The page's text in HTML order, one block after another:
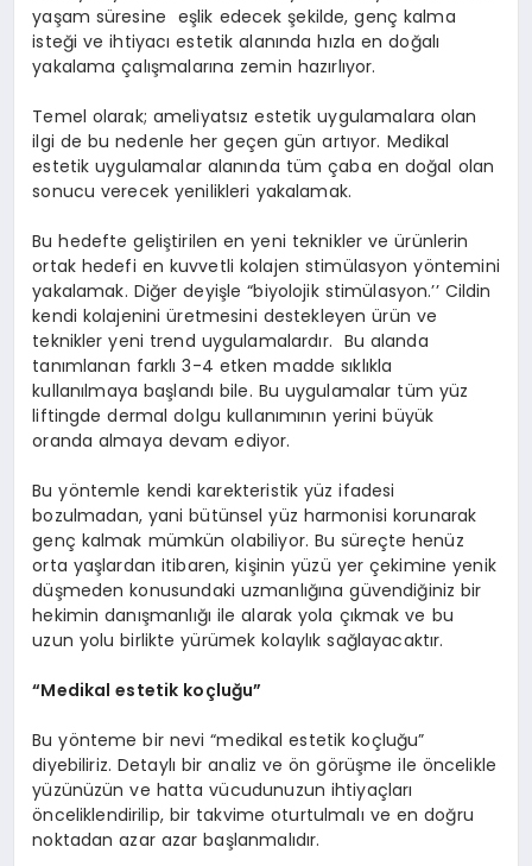
yaşam süresine eşlik edecek şekilde, genç kalma
isteği ve ihtiyacı estetik alanında hızla en doğalı
yakalama çalışmalarına zemin hazırlıyor.
Temel olarak; ameliyatsız estetik uygulamalara olan
ilgi de bu nedenle her geçen gün artıyor. Medikal
estetik uygulamalar alanında tüm çaba en doğal olan
sonucu verecek yenilikleri yakalamak.
Bu hedefte geliştirilen en yeni teknikler ve ürünlerin
ortak hedefi en kuvvetli kolajen stimülasyon yöntemini
yakalamak. Diğer deyişle “biyolojik stimülasyon.’’ Cildin
kendi kolajenini üretmesini destekleyen ürün ve
teknikler yeni trend uygulamalardır. Bu alanda
tanımlanan farklı 3-4 etken madde sıklıkla
kullanılmaya başlandı bile. Bu uygulamalar tüm yüz
liftingde dermal dolgu kullanımının yerini büyük
oranda almaya devam ediyor.
Bu yöntemle kendi karekteristik yüz ifadesi
bozulmadan, yani bütünsel yüz harmonisi korunarak
genç kalmak mümkün olabiliyor. Bu süreçte henüz
orta yaşlardan itibaren, kişinin yüzü yer çekimine yenik
düşmeden konusundaki uzmanlığına güvendiğiniz bir
hekimin danışmanlığı ile alarak yola çıkmak ve bu
uzun yolu birlikte yürümek kolaylık sağlayacaktır.
“Medikal estetik koçluğu”
Bu yönteme bir nevi “medikal estetik koçluğu”
diyebiliriz. Detaylı bir analiz ve ön görüşme ile öncelikle
yüzünüzün ve hatta vücudunuzun ihtiyaçları
önceliklendirilip, bir takvime oturtulmalı ve en doğru
noktadan azar azar başlanmalıdır.